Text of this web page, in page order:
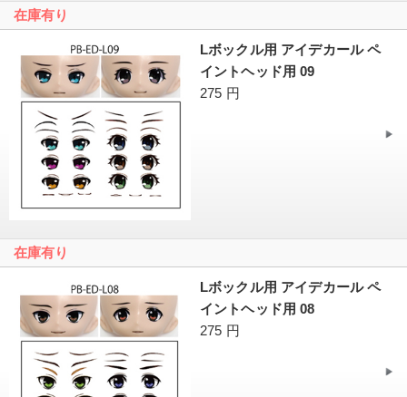
在庫有り
Lボックル用 アイデカール ペ
イントヘッド用 09
275 円
在庫有り
Lボックル用 アイデカール ペ
イントヘッド用 08
275 円